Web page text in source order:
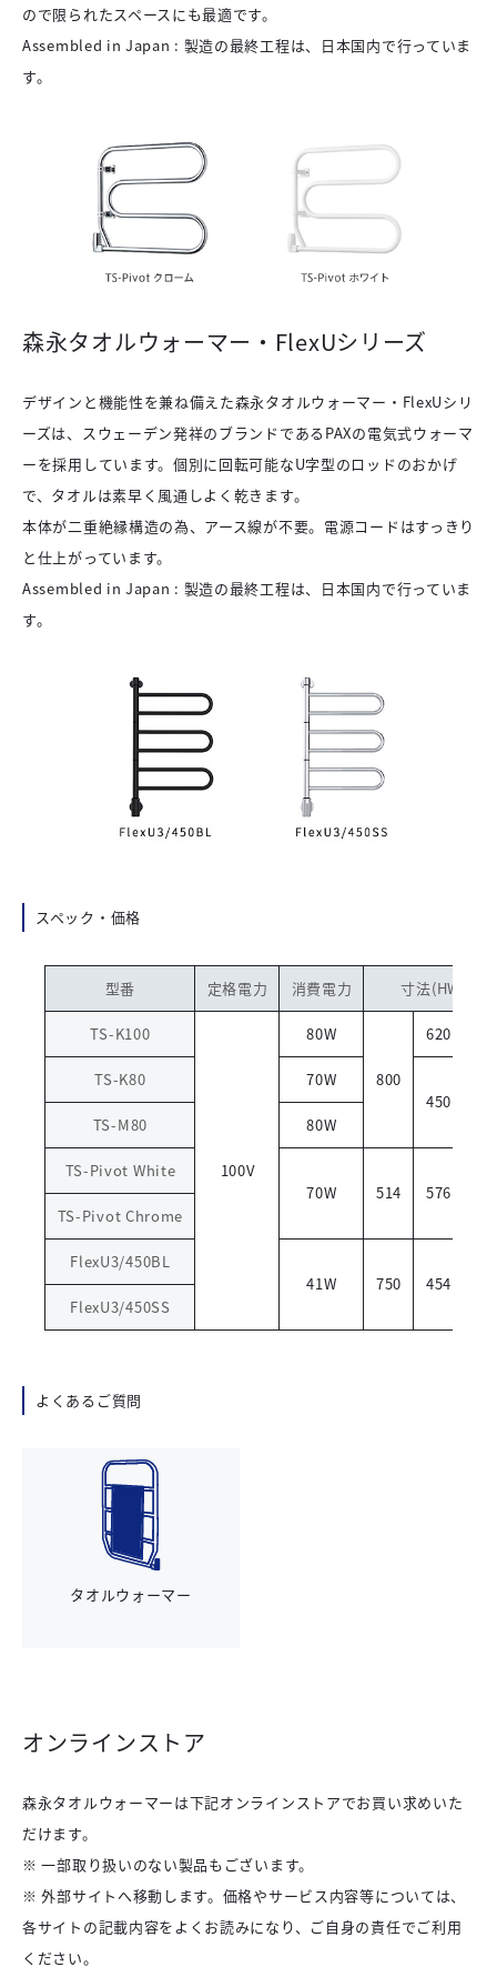
ので限られたスペースにも最適です。
Assembled in Japan : 製造の最終工程は、日本国内で行っていま
す。
森永タオルウォーマー・FlexUシリーズ
デザインと機能性を兼ね備えた森永タオルウォーマー・FlexUシリ
ーズは、スウェーデン発祥のブランドであるPAXの電気式ウォーマ
ーを採用しています。個別に回転可能なU字型のロッドのおかげ
で、タオルは素早く風通しよく乾きます。
本体が二重絶縁構造の為、アース線が不要。電源コードはすっきり
と仕上がっています。
Assembled in Japan : 製造の最終工程は、日本国内で行っていま
す。
スペック・価格
型番 定格電力 消費電力 寸法(HWD)
TS-K100
100V
80W
800
620
TS-K80
70W
450
TS-M80
80W
TS-Pivot White
70W
514 576
TS-Pivot Chrome
FlexU3/450BL
41W
750 454
FlexU3/450SS
よくあるご質問
タオルウォーマー
オンラインストア
森永タオルウォーマーは下記オンラインストアでお買い求めいた
だけます。
※ 一部取り扱いのない製品もございます。
※ 外部サイトへ移動します。価格やサービス内容等については、
各サイトの記載内容をよくお読みになり、ご自身の責任でご利用
ください。